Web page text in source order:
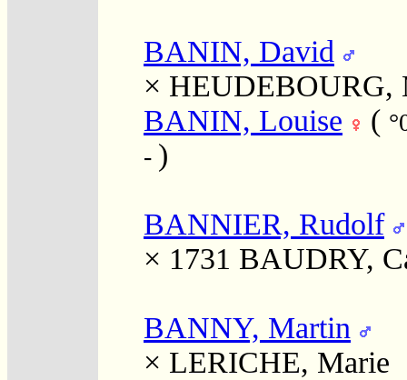
BANIN, David
× HEUDEBOURG,
BANIN, Louise
(
- )
BANNIER, Rudolf
× 1731 BAUDRY,
BANNY, Martin
× LERICHE, Marie